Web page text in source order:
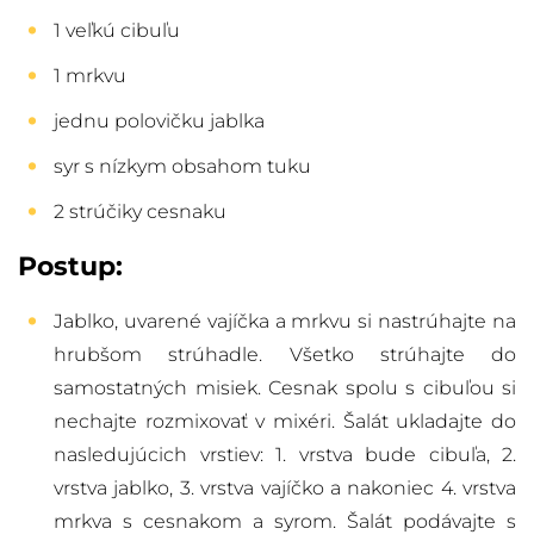
1 veľkú cibuľu
1 mrkvu
jednu polovičku jablka
syr s nízkym obsahom tuku
2 strúčiky cesnaku
Postup:
Jablko, uvarené vajíčka a mrkvu si nastrúhajte na
hrubšom strúhadle. Všetko strúhajte do
samostatných misiek. Cesnak spolu s cibuľou si
nechajte rozmixovať v mixéri. Šalát ukladajte do
nasledujúcich vrstiev: 1. vrstva bude cibuľa, 2.
vrstva jablko, 3. vrstva vajíčko a nakoniec 4. vrstva
mrkva s cesnakom a syrom. Šalát podávajte s